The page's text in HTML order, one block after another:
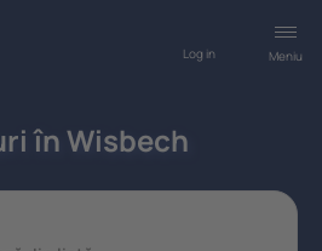
Meniu
Log in
în Wisbech